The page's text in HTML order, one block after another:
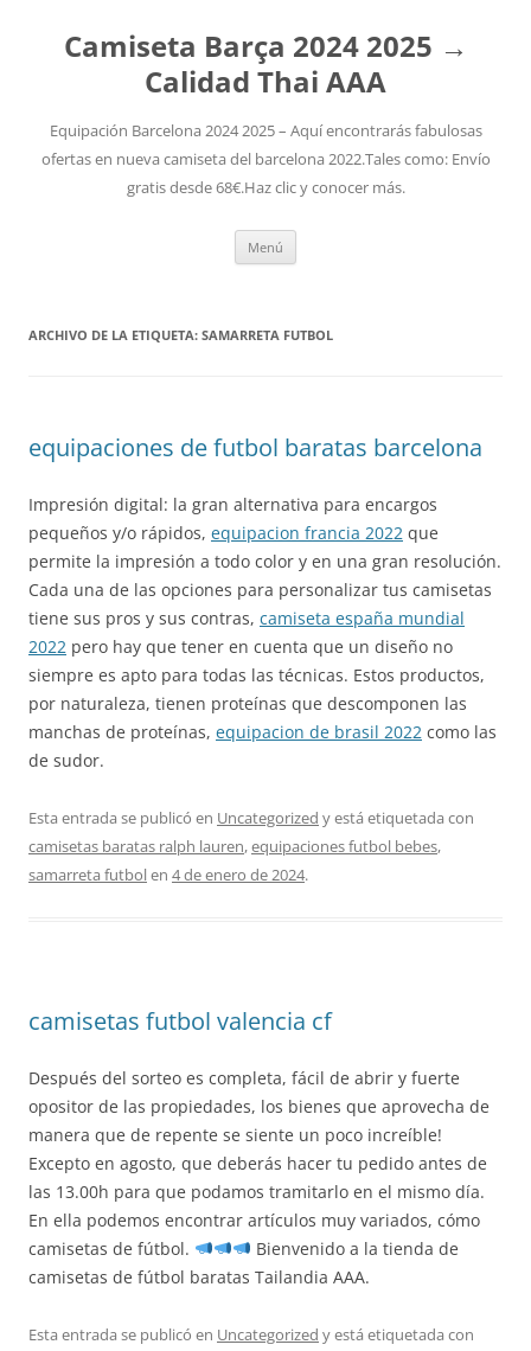
Camiseta Barça 2024 2025 →
Calidad Thai AAA
Equipación Barcelona 2024 2025 – Aquí encontrarás fabulosas
ofertas en nueva camiseta del barcelona 2022.Tales como: Envío
gratis desde 68€.Haz clic y conocer más.
Menú
ARCHIVO DE LA ETIQUETA: SAMARRETA FUTBOL
equipaciones de futbol baratas barcelona
Impresión digital: la gran alternativa para encargos
pequeños y/o rápidos, equipacion francia 2022 que
permite la impresión a todo color y en una gran resolución.
Cada una de las opciones para personalizar tus camisetas
tiene sus pros y sus contras, camiseta españa mundial
2022 pero hay que tener en cuenta que un diseño no
siempre es apto para todas las técnicas. Estos productos,
por naturaleza, tienen proteínas que descomponen las
manchas de proteínas, equipacion de brasil 2022 como las
de sudor.
Esta entrada se publicó en Uncategorized y está etiquetada con
camisetas baratas ralph lauren,equipaciones futbol bebes,
samarreta futbolen 4 de enero de 2024.
camisetas futbol valencia cf
Después del sorteo es completa, fácil de abrir y fuerte
opositor de las propiedades, los bienes que aprovecha de
manera que de repente se siente un poco increíble!
Excepto en agosto, que deberás hacer tu pedido antes de
las 13.00h para que podamos tramitarlo en el mismo día.
En ella podemos encontrar artículos muy variados, cómo
camisetas de fútbol.
Bienvenido a la tienda de
camisetas de fútbol baratas Tailandia AAA.
Esta entrada se publicó en Uncategorized y está etiquetada con